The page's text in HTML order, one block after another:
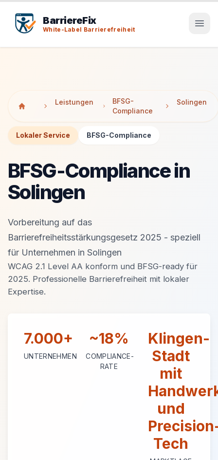
BarriereFix
White-Label Barrierefreiheit
Leistungen
BFSG-
Compliance
Solingen
Lokaler Service BFSG-Compliance
BFSG-Compliance in
Solingen
Vorbereitung auf das
Barrierefreiheitsstärkungsgesetz 2025 - speziell
für Unternehmen in Solingen
WCAG 2.1 Level AA konform und BFSG-ready für
2025. Professionelle Barrierefreiheit mit lokaler
Expertise.
7.000+
UNTERNEHMEN
~18%
COMPLIANCE-
RATE
Klingen-
Stadt
mit
und
Tech